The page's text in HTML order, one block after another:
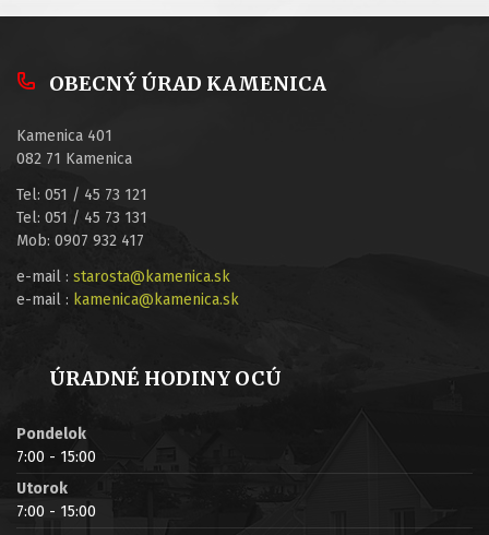
OBECNÝ ÚRAD KAMENICA
Kamenica 401
082 71 Kamenica
Tel: 051 / 45 73 121
Tel: 051 / 45 73 131
Mob: 0907 932 417
e-mail : starosta@kamenica.sk
e-mail : kamenica@kamenica.sk
ÚRADNÉ HODINY OCÚ
Pondelok
7:00 - 15:00
Utorok
7:00 - 15:00